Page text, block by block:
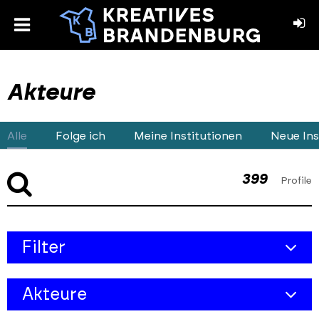
toggle
Akteure
Alle Folge ich Meine Institutionen Neue
399 Profile
Skip
Filter
Kreativbereich
Alle
Objekt-Typ
Akteure